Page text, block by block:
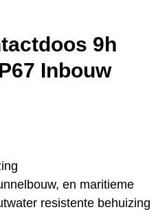
9h
Inbouw
en maritieme
resistente behuizing